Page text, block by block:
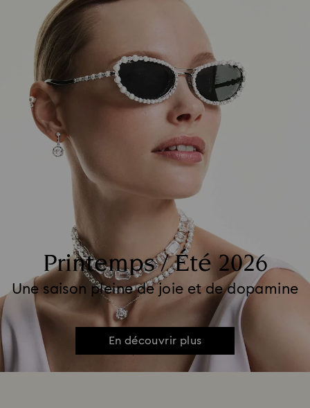
Printemps / Été 2026
Une saison pleine de joie et de dopamine
En découvrir plus